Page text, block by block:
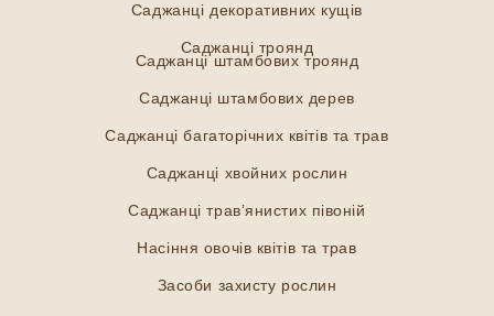
Саджанці декоративних кущів
Саджанці троянд
Саджанці штамбових троянд
Саджанці штамбових дерев
Саджанці багаторічних квітів та трав
Саджанці хвойних рослин
Саджанці трав’янистих півоній
Насіння овочів квітів та трав
Засоби захисту рослин